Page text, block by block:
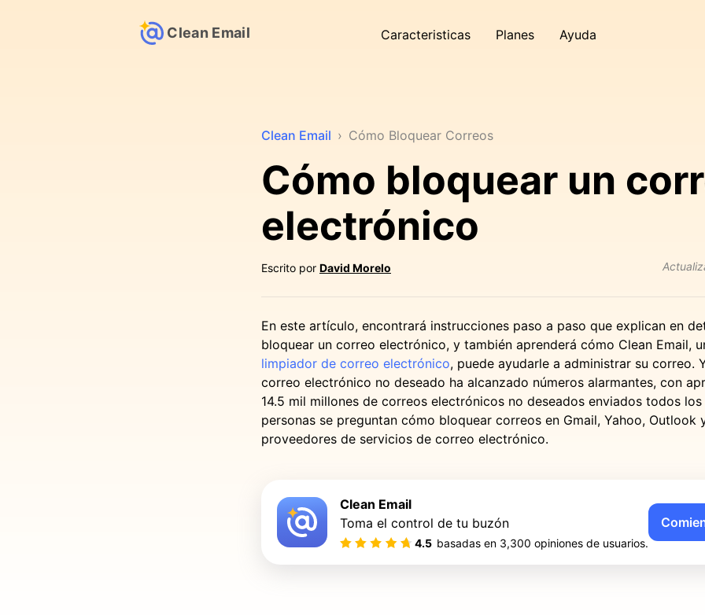
Clean Email Caracteristicas Planes Ayuda
Clean Email › Cómo Bloquear Correos
Cómo bloquear un
electrónico
Escrito por David Morelo
En este artículo, encontrará instrucciones paso a paso que explican en
bloquear un correo electrónico, y también aprenderá cómo Clean Email,
limpiador de correo electrónico, puede ayudarle a administrar su correo.
correo electrónico no deseado ha alcanzado números alarmantes, con
14.5 mil millones de correos electrónicos no deseados enviados todos los
personas se preguntan cómo bloquear correos en Gmail, Yahoo, Outlook
proveedores de servicios de correo electrónico.
Clean Email
Toma el control de tu buzón
4.5 basadas en 3,300 opiniones de usuarios.